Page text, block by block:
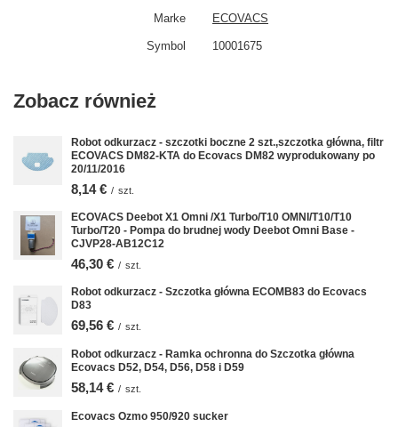
Marke ECOVACS
Symbol 10001675
Zobacz również
Robot odkurzacz - szczotki boczne 2 szt.,szczotka główna, filtr
ECOVACS DM82-KTA do Ecovacs DM82 wyprodukowany po
20/11/2016
8,14 € / szt.
ECOVACS Deebot X1 Omni /X1 Turbo/T10 OMNI/T10/T10
Turbo/T20 - Pompa do brudnej wody Deebot Omni Base -
CJVP28-AB12C12
46,30 € / szt.
Robot odkurzacz - Szczotka główna ECOMB83 do Ecovacs
D83
69,56 € / szt.
Robot odkurzacz - Ramka ochronna do Szczotka główna
Ecovacs D52, D54, D56, D58 i D59
58,14 € / szt.
Ecovacs Ozmo 950/920 sucker